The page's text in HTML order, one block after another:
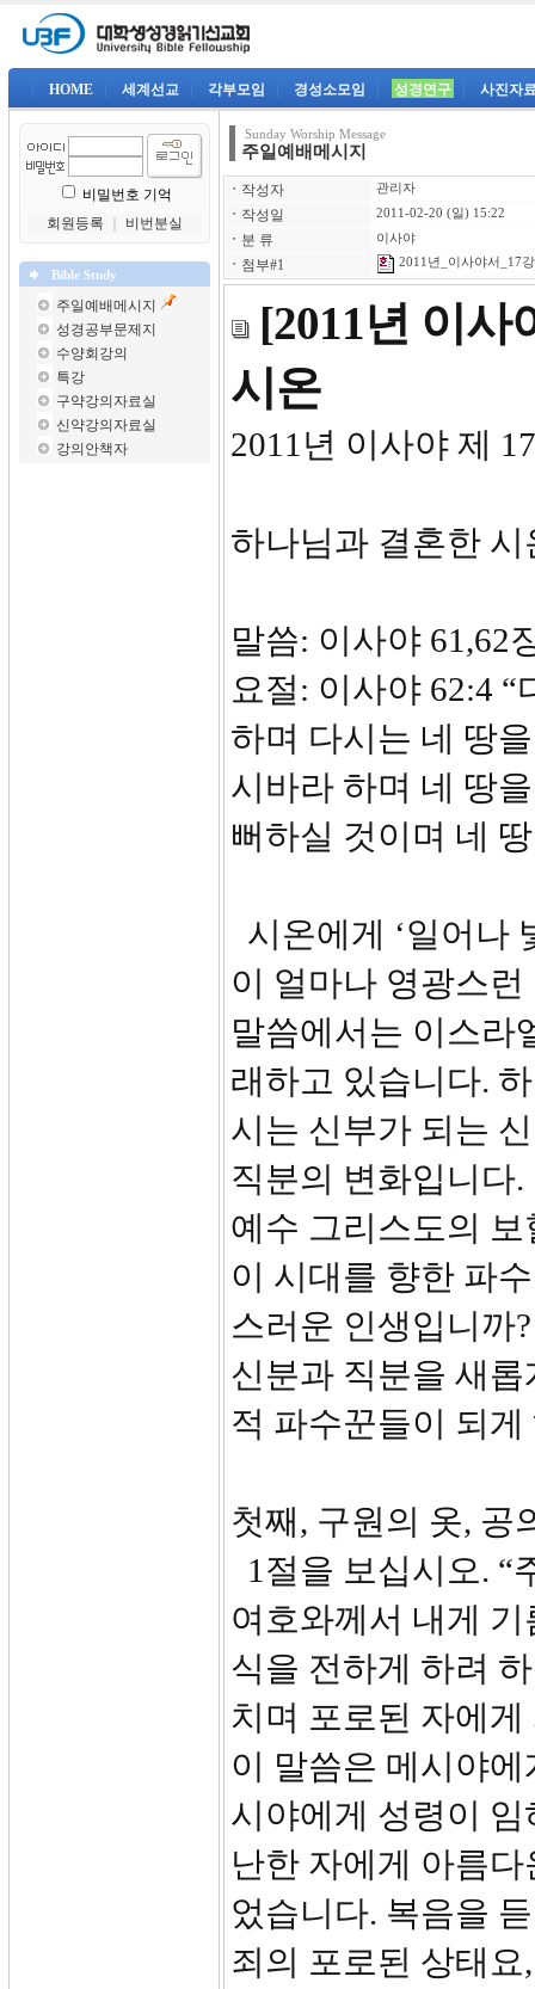
HOME 세계선교 각부모임 경성소모임 성경연구 사진자
비밀번호 기억
회원등록
비번분실
Bible Study
주일예배메시지
성경공부문제지
수양회강의
특강
구약강의자료실
신약강의자료실
강의안책자
Sunday Worship Message
주일예배메시지
ㆍ 작성자 관리자
ㆍ 작성일 2011-02-20 (일) 15:22
ㆍ 분 류 이사야
ㆍ 첨부#1 2011년_이사야서_17
[2011년 이사
시온
2011년 이사야 제
하나님과 결혼한 시
말씀: 이사야 61,62
요절: 이사야 62:4
하며 다시는 네 땅
시바라 하며 네 땅
뻐하실 것이며 네
시온에게 ‘일어나
이 얼마나 영광스
말씀에서는 이스라
래하고 있습니다.
시는 신부가 되는
직분의 변화입니다
예수 그리스도의
이 시대를 향한 파
스러운 인생입니까
신분과 직분을 새
적 파수꾼들이 되
첫째, 구원의 옷, 공
1절을 보십시오. “
여호와께서 내게
식을 전하게 하려
치며 포로된 자에
이 말씀은 메시야
시야에게 성령이
난한 자에게 아름
었습니다. 복음을
죄의 포로된 상태